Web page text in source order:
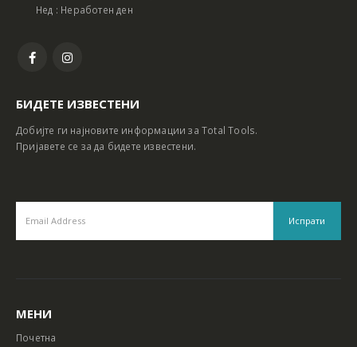
Нед : Неработен ден
БИДЕТЕ ИЗВЕСТЕНИ
Добијте ги најновите информации за Total Tools.
Пријавете се за да бидете известени.
МЕНИ
Почетна